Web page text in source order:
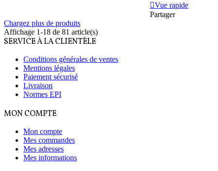
Vue rapide
Partager
Chargez plus de produits
Affichage 1-18 de 81 article(s)
SERVICE À LA CLIENTÈLE
Conditions générales de ventes
Mentions légales
Paiement sécurisé
Livraison
Normes EPI
MON COMPTE
Mon compte
Mes commandes
Mes adresses
Mes informations